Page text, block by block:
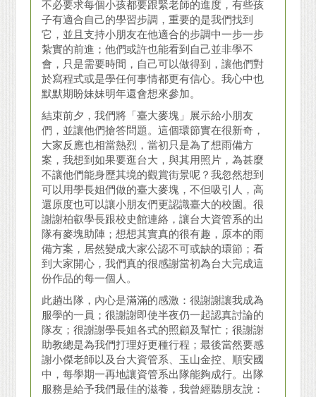
不必要求每個小孩都要跟緊老師的進度，有些孩
子有適合自己的學習步調，重要的是我們找到
它，並且支持小朋友在他適合的步調中一步一步
紮實的前進；他們或許也能看到自己並非學不
會，只是需要時間，自己可以做得到，讓他們對
於寫程式或是學任何事情都更有信心。我心中也
默默期盼妹妹明年還會想來參加。
結束前夕，我們將「臺大麥塊」展示給小朋友
們，並讓他們搶答問題。這個環節實在很新奇，
大家反應也相當熱烈，當初只是為了想雨備方
案，我想到如果要逛台大，與其用照片，為甚麼
不讓他們能身歷其境的觀賞街景呢？我忽然想到
可以用學長姐們做的臺大麥塊，不但吸引人，高
還原度也可以讓小朋友們更認識臺大的校園。很
謝謝柏叡學長跟校史館連絡，讓台大資管系的出
隊有麥塊助陣；想想其實真的很有趣，原本的雨
備方案，居然變成大家公認不可或缺的環節；看
到大家開心，我們真的很感謝當初為台大完成這
份作品的每一個人。
此趟出隊，內心是滿滿的感激：很謝謝讓我成為
服學的一員；很謝謝即使半夜仍一起認真討論的
隊友；很謝謝學長姐各式的照顧及幫忙；很謝謝
助教總是為我們打理好更種行程；最後當然要感
謝小傑老師以及台大資管系、玉山金控、順安國
中，每學期一再地讓資管系出隊能夠成行。出隊
服務是給予我們最佳的滋養，我曾經聽朋友說：